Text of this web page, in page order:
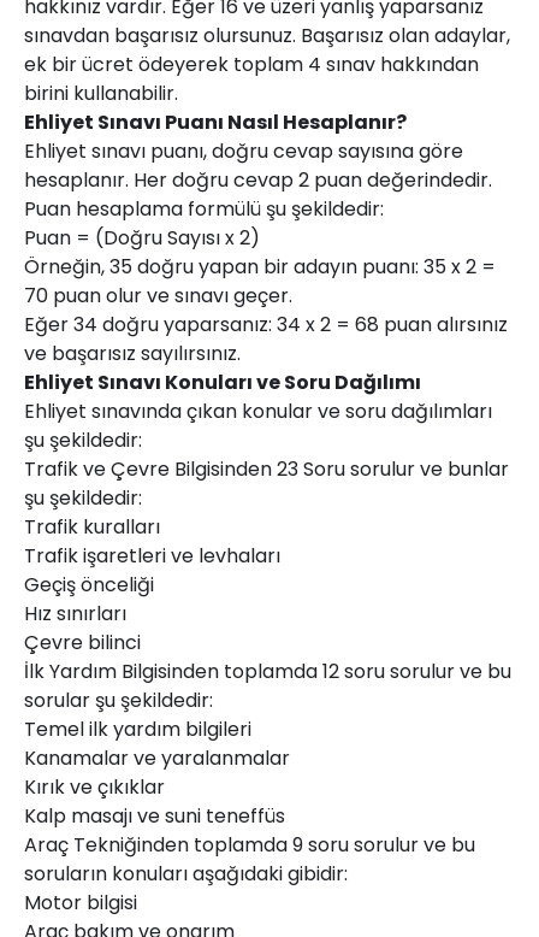
hakkınız vardır. Eğer 16 ve üzeri yanlış yaparsanız
sınavdan başarısız olursunuz. Başarısız olan adaylar,
ek bir ücret ödeyerek toplam 4 sınav hakkından
birini kullanabilir.
Ehliyet Sınavı Puanı Nasıl Hesaplanır?
Ehliyet sınavı puanı, doğru cevap sayısına göre
hesaplanır. Her doğru cevap 2 puan değerindedir.
Puan hesaplama formülü şu şekildedir:
Puan = (Doğru Sayısı x 2)
Örneğin, 35 doğru yapan bir adayın puanı: 35 x 2 =
70 puan olur ve sınavı geçer.
Eğer 34 doğru yaparsanız: 34 x 2 = 68 puan alırsınız
ve başarısız sayılırsınız.
Ehliyet Sınavı Konuları ve Soru Dağılımı
Ehliyet sınavında çıkan konular ve soru dağılımları
şu şekildedir:
Trafik ve Çevre Bilgisinden 23 Soru sorulur ve bunlar
şu şekildedir:
Trafik kuralları
Trafik işaretleri ve levhaları
Geçiş önceliği
Hız sınırları
Çevre bilinci
İlk Yardım Bilgisinden toplamda 12 soru sorulur ve bu
sorular şu şekildedir:
Temel ilk yardım bilgileri
Kanamalar ve yaralanmalar
Kırık ve çıkıklar
Kalp masajı ve suni teneffüs
Araç Tekniğinden toplamda 9 soru sorulur ve bu
soruların konuları aşağıdaki gibidir:
Motor bilgisi
Araç bakım ve onarım